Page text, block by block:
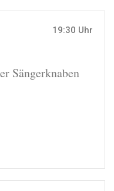
19:30 Uhr
Sängerknaben